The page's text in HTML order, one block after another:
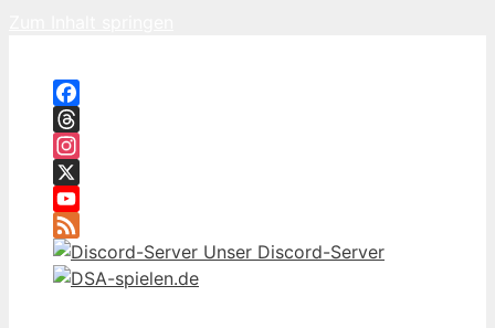
Facebook
Threads
Instagram
X
YouTube
Feed
Unser Discord-Server